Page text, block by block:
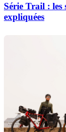
Série Trail : les
expliquées